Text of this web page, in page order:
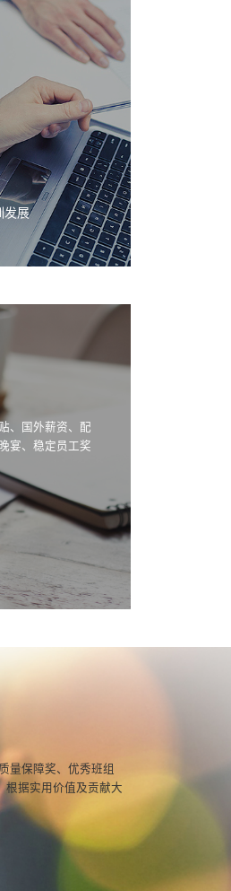
发展
、国外薪资、配
宴、稳定员工奖
量保障奖、优秀班组
根据实用价值及贡献大